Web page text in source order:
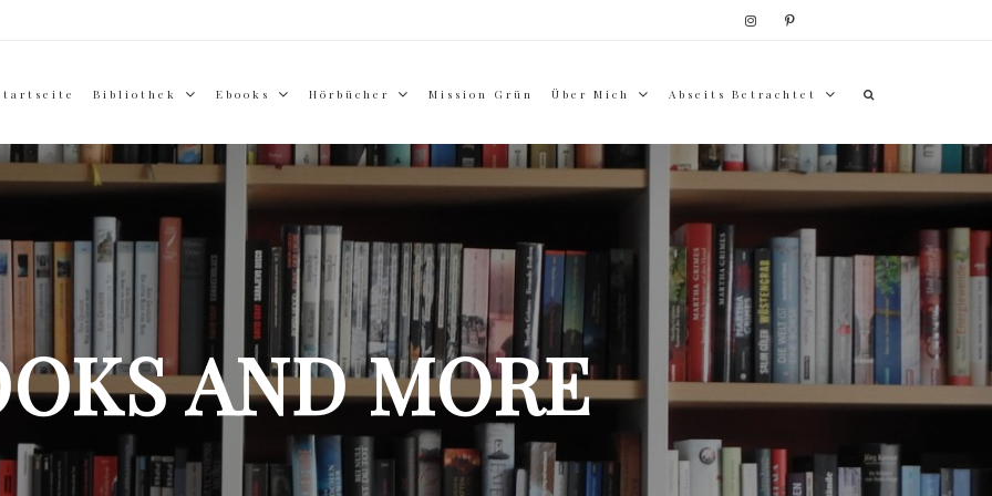
Bibliothek Ebooks Hörbücher Mission Grün Über Mich Abseits Betrachtet
AND MORE